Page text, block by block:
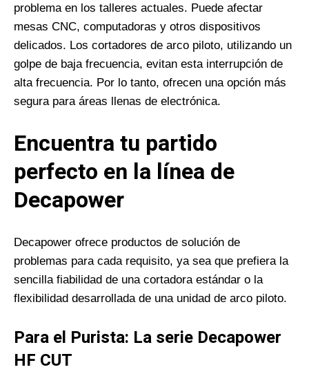
problema en los talleres actuales. Puede afectar
mesas CNC, computadoras y otros dispositivos
delicados. Los cortadores de arco piloto, utilizando un
golpe de baja frecuencia, evitan esta interrupción de
alta frecuencia. Por lo tanto, ofrecen una opción más
segura para áreas llenas de electrónica.
Encuentra tu partido
perfecto en la línea de
Decapower
Decapower ofrece productos de solución de
problemas para cada requisito, ya sea que prefiera la
sencilla fiabilidad de una cortadora estándar o la
flexibilidad desarrollada de una unidad de arco piloto.
Para el Purista: La serie Decapower
HF CUT